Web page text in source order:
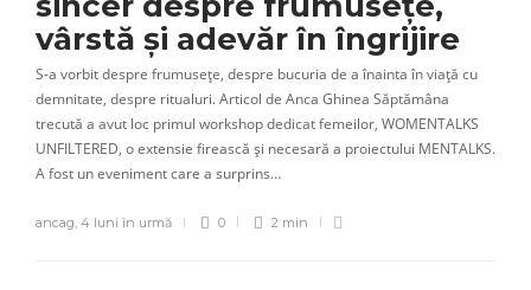
vârstă și adevăr în îngrijire
S-a vorbit despre frumusețe, despre bucuria de a înainta în viață cu
demnitate, despre ritualuri. Articol de Anca Ghinea Săptămâna
trecută a avut loc primul workshop dedicat femeilor, WOMENTALKS
UNFILTERED, o extensie firească și necesară a proiectului MENTALKS.
A fost un eveniment care a surprins…
ancag, 4 luni în urmă 0 2 min